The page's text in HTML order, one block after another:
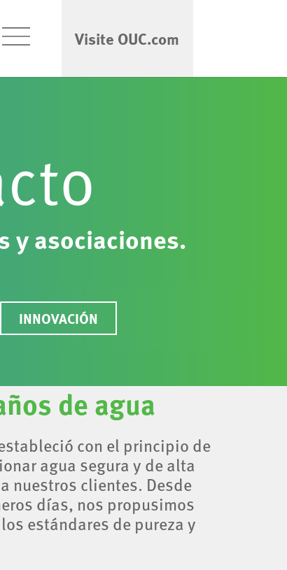
Visite OUC.com
y asociaciones.
INNOVACIÓN
de agua
con el principio de
agua segura y de alta
nuestros clientes. Desde
días, nos propusimos
estándares de pureza y